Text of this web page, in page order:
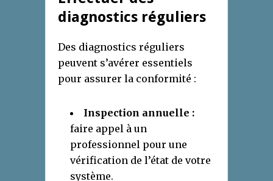
diagnostics réguliers
Des diagnostics réguliers
peuvent s’avérer essentiels
pour assurer la conformité :
Inspection annuelle :
faire appel à un
professionnel pour une
vérification de l’état de votre
système.